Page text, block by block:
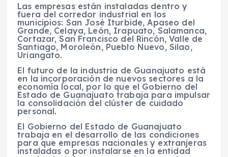
Las empresas están instaladas dentro y
fuera del corredor industrial en los
municipios: San José Iturbide, Apaseo del
Grande, Celaya, León, Irapuato, Salamanca,
Cortazar, San Francisco del Rincón, Valle de
Santiago, Moroleón, Pueblo Nuevo, Silao,
Uriangato.
El futuro de la industria de Guanajuato está
en la incorporación de nuevos sectores a la
economía local, por lo que el Gobierno del
Estado de Guanajuato trabaja para impulsar
la consolidación del clúster de cuidado
personal.
El Gobierno del Estado de Guanajuato
trabaja en el desarrollo de las condiciones
para que empresas nacionales y extranjeras
instaladas o por instalarse en la entidad